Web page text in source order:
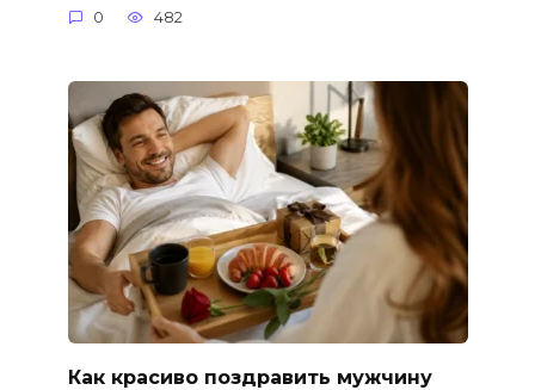
0 482
Как красиво поздравить мужчину